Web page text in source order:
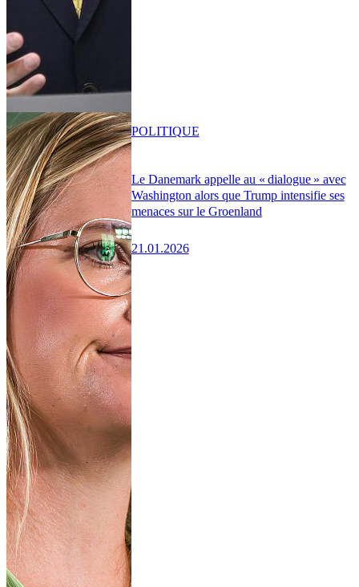
Le Danemark appelle au « dialogue » avec
Washington alors que Trump intensifie ses
menaces sur le Groenland
21.01.2026
POLITIQUE